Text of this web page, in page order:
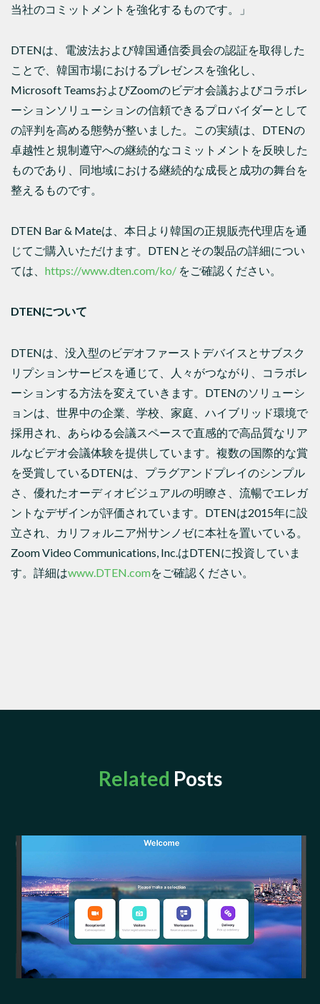
当社のコミットメントを強化するものです。」
DTENは、電波法および韓国通信委員会の認証を取得した
ことで、韓国市場におけるプレゼンスを強化し、
Microsoft TeamsおよびZoomのビデオ会議およびコラボレ
ーションソリューションの信頼できるプロバイダーとして
の評判を高める態勢が整いました。この実績は、DTENの
卓越性と規制遵守への継続的なコミットメントを反映した
ものであり、同地域における継続的な成長と成功の舞台を
整えるものです。
DTEN Bar & Mateは、本日より韓国の正規販売代理店を通
じてご購入いただけます。DTENとその製品の詳細につい
ては、 https://www.dten.com/ko/ をご確認ください。
DTENについて
DTENは、没入型のビデオファーストデバイスとサブスク
リプションサービスを通じて、人々がつながり、コラボレ
ーションする方法を変えていきます。DTENのソリューシ
ョンは、世界中の企業、学校、家庭、ハイブリッド環境で
採用され、あらゆる会議スペースで直感的で高品質なリア
ルなビデオ会議体験を提供しています。複数の国際的な賞
を受賞しているDTENは、プラグアンドプレイのシンプル
さ、優れたオーディオビジュアルの明瞭さ、流暢でエレガ
ントなデザインが評価されています。DTENは2015年に設
立され、カリフォルニア州サンノゼに本社を置いている。
Zoom Video Communications, Inc.はDTENに投資していま
す。詳細はwww.DTEN.comをご確認ください。
Related Posts